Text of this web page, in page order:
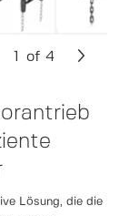
Lösung, die die
of 4